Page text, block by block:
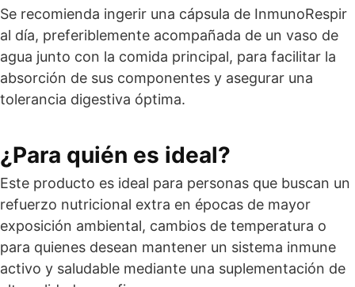
Se recomienda ingerir una cápsula de InmunoRespir
al día, preferiblemente acompañada de un vaso de
agua junto con la comida principal, para facilitar la
absorción de sus componentes y asegurar una
tolerancia digestiva óptima.
¿Para quién es ideal?
Este producto es ideal para personas que buscan un
refuerzo nutricional extra en épocas de mayor
exposición ambiental, cambios de temperatura o
para quienes desean mantener un sistema inmune
activo y saludable mediante una suplementación de